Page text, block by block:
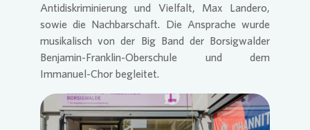
Antidiskriminierung und Vielfalt, Max Landero,
sowie die Nachbarschaft. Die Ansprache wurde
musikalisch von der Big Band der Borsigwalder
Benjamin-Franklin-Oberschule und dem
Immanuel-Chor begleitet.